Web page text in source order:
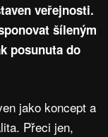
veřejnosti.
šíleným
posunuta do
jako koncept a
Přeci jen,